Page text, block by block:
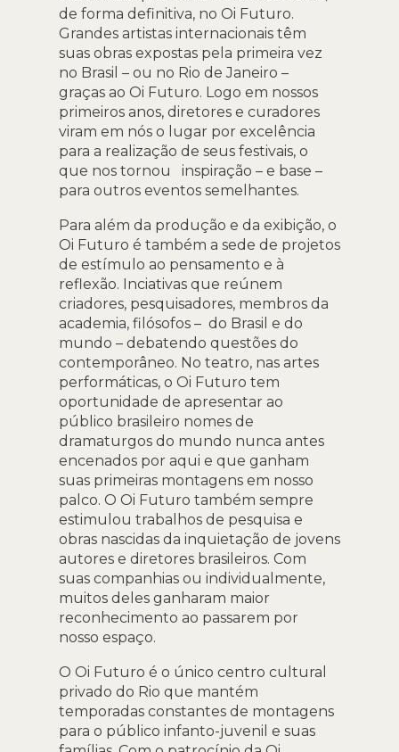
de forma definitiva, no Oi Futuro.
Grandes artistas internacionais têm
suas obras expostas pela primeira vez
no Brasil – ou no Rio de Janeiro –
graças ao Oi Futuro. Logo em nossos
primeiros anos, diretores e curadores
viram em nós o lugar por excelência
para a realização de seus festivais, o
que nos tornou inspiração – e base –
para outros eventos semelhantes.
Para além da produção e da exibição, o
Oi Futuro é também a sede de projetos
de estímulo ao pensamento e à
reflexão. Inciativas que reúnem
criadores, pesquisadores, membros da
academia, filósofos – do Brasil e do
mundo – debatendo questões do
contemporâneo. No teatro, nas artes
performáticas, o Oi Futuro tem
oportunidade de apresentar ao
público brasileiro nomes de
dramaturgos do mundo nunca antes
encenados por aqui e que ganham
suas primeiras montagens em nosso
palco. O Oi Futuro também sempre
estimulou trabalhos de pesquisa e
obras nascidas da inquietação de jovens
autores e diretores brasileiros. Com
suas companhias ou individualmente,
muitos deles ganharam maior
reconhecimento ao passarem por
nosso espaço.
O Oi Futuro é o único centro cultural
privado do Rio que mantém
temporadas constantes de montagens
para o público infanto-juvenil e suas